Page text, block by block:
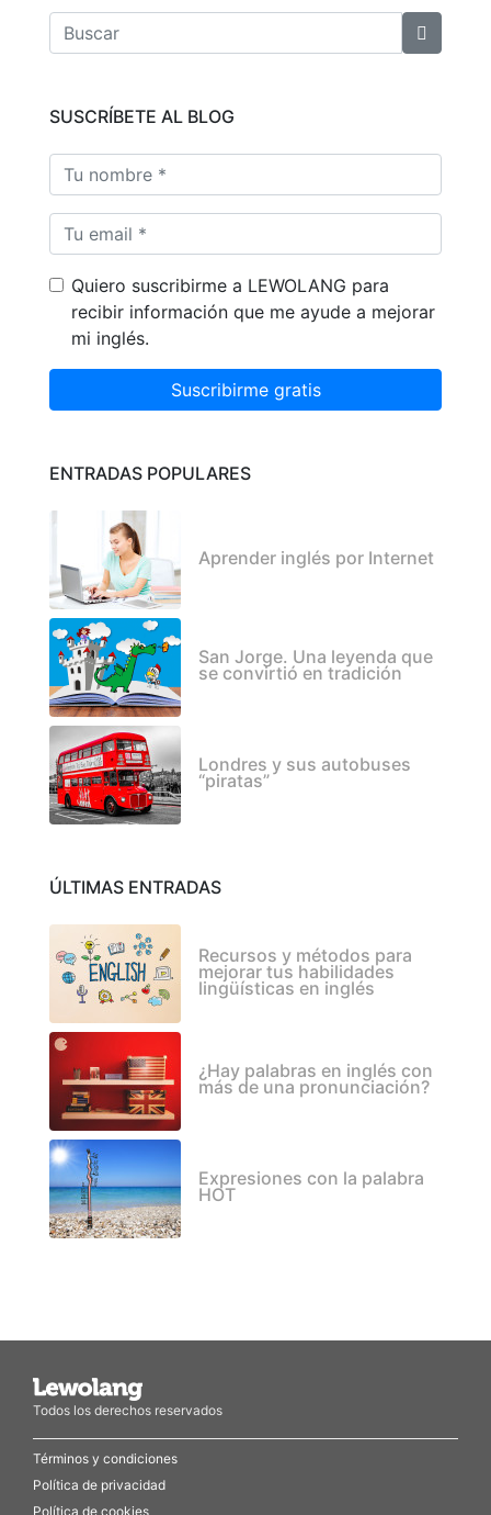
SUSCRÍBETE AL BLOG
Quiero suscribirme a LEWOLANG para
recibir información que me ayude a mejorar
mi inglés.
Suscribirme gratis
ENTRADAS POPULARES
Aprender inglés por Internet
San Jorge. Una leyenda que
se convirtió en tradición
Londres y sus autobuses
“piratas”
ÚLTIMAS ENTRADAS
Recursos y métodos para
mejorar tus habilidades
lingüísticas en inglés
¿Hay palabras en inglés con
más de una pronunciación?
Expresiones con la palabra
HOT
Todos los derechos reservados
Términos y condiciones
Política de privacidad
Política de cookies